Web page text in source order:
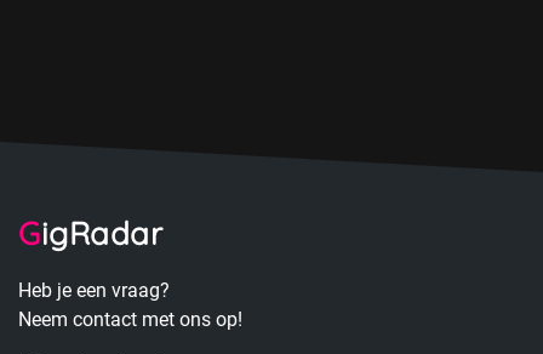
GigRadar
Heb je een vraag?
Neem contact met ons op!